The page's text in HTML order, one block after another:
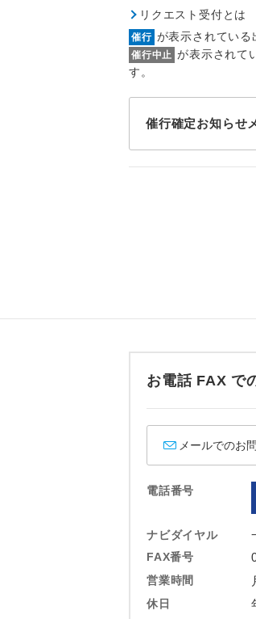
リクエスト受付とは
催行 が表示されている
催行中止 が表示されて
す。
催行確定お知らせ
お電話 FAX で
メールでのお
電話番号
ナビダイヤル
FAX番号
営業時間
休日